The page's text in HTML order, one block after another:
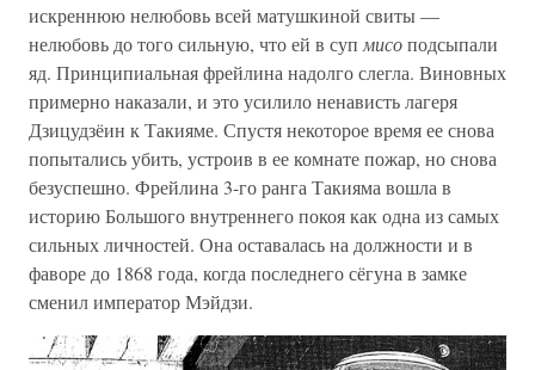
искреннюю нелюбовь всей матушкиной свиты —
нелюбовь до того сильную, что ей в суп мисоподсыпали
яд. Принципиальная фрейлина надолго слегла. Виновных
примерно наказали, и это усилило ненависть лагеря
Дзицудзёин к Такияме. Спустя некоторое время ее снова
попытались убить, устроив в ее комнате пожар, но снова
безуспешно. Фрейлина 3-го ранга Такияма вошла в
историю Большого внутреннего покоя как одна из самых
сильных личностей. Она оставалась на должности и в
фаворе до 1868 года, когда последнего сёгуна в замке
сменил император Мэйдзи.